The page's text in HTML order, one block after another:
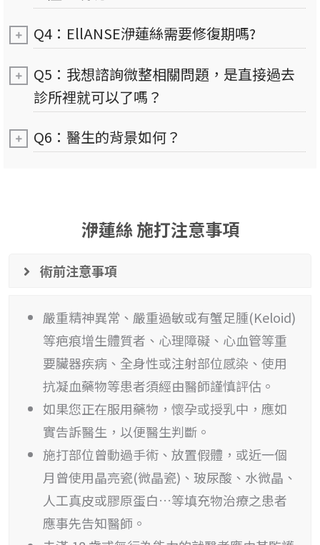
Q4：EllANSE洢蓮絲需要修復期嗎?
Q5：我想諮詢微整相關問題，是直接過去
診所裡就可以了嗎？
Q6：醫生的背景如何？
洢蓮絲 施打注意事項
術前注意事項
嚴重精神異常、嚴重過敏或有蟹足腫(Keloid)
等疤痕增生體質者、心理障礙、心血管等重
要臟器疾病、全身性或注射部位感染、使用
抗凝血藥物等患者須經由醫師謹慎評估。
如果您正在服用藥物，懷孕或授乳中，應如
實告訴醫生，以便醫生判斷。
施打部位曾動過手術、放置假體，或近一個
月曾使用晶亮瓷(微晶瓷)、玻尿酸、水微晶、
人工真皮或膠原蛋白…等填充物治療之患者
應事先告知醫師。